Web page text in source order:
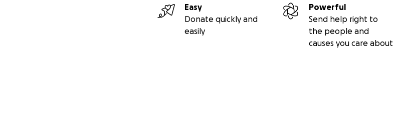
Easy
Donate quickly and
easily
Powerful
Send help right to
the people and
causes you care about